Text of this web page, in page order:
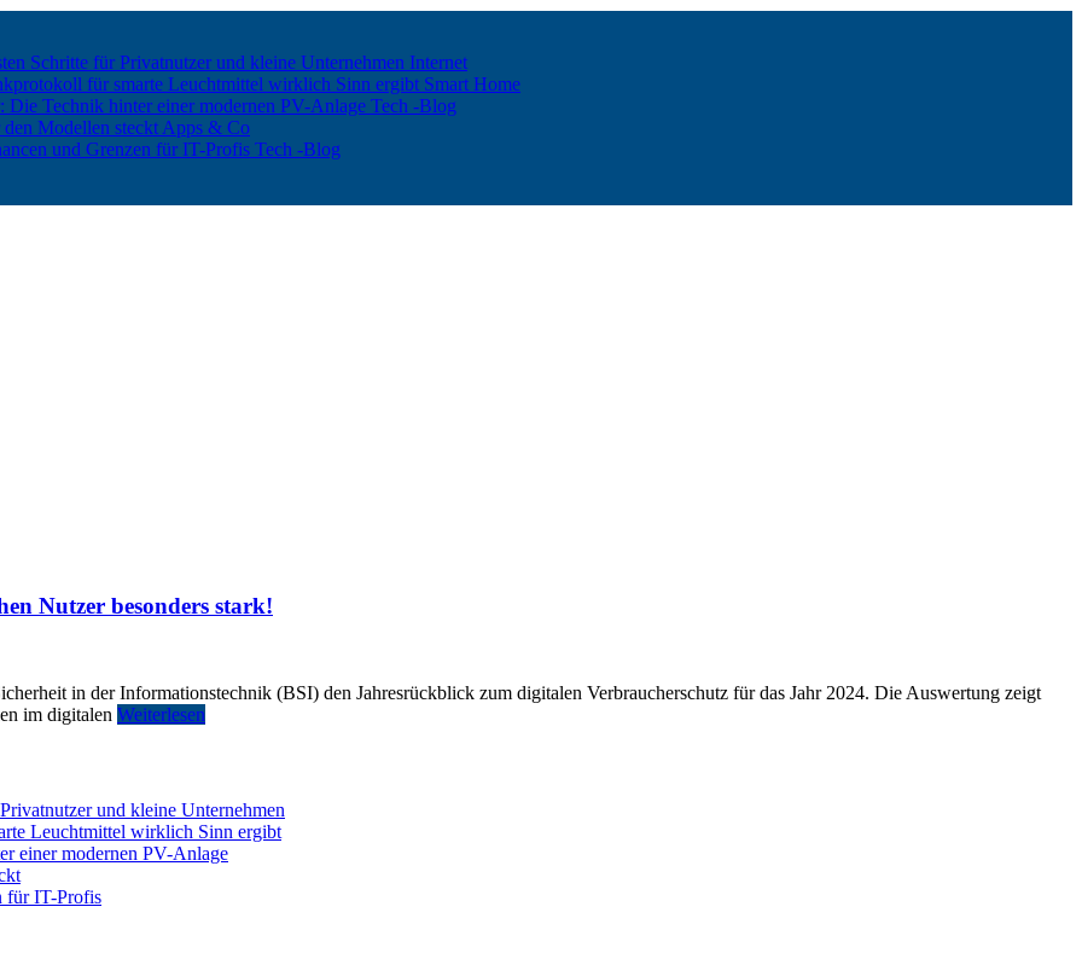
Schritte für Privatnutzer und kleine Unternehmen Internet
für smarte Leuchtmittel wirklich Sinn ergibt Smart Home
Die Technik hinter einer modernen PV-Anlage Tech -Blog
Modellen steckt Apps & Co
und Grenzen für IT-Profis Tech -Blog
Nutzer besonders stark!
in der Informationstechnik (BSI) den Jahresrückblick zum digitalen Verbraucherschutz für das Jahr 2024. Die Auswertung zeigt
im digitalen Weiterlesen
und kleine Unternehmen
Leuchtmittel wirklich Sinn ergibt
einer modernen PV-Anlage
für IT-Profis